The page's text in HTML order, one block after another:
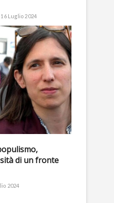
16 Luglio 2024
di un fronte
2024